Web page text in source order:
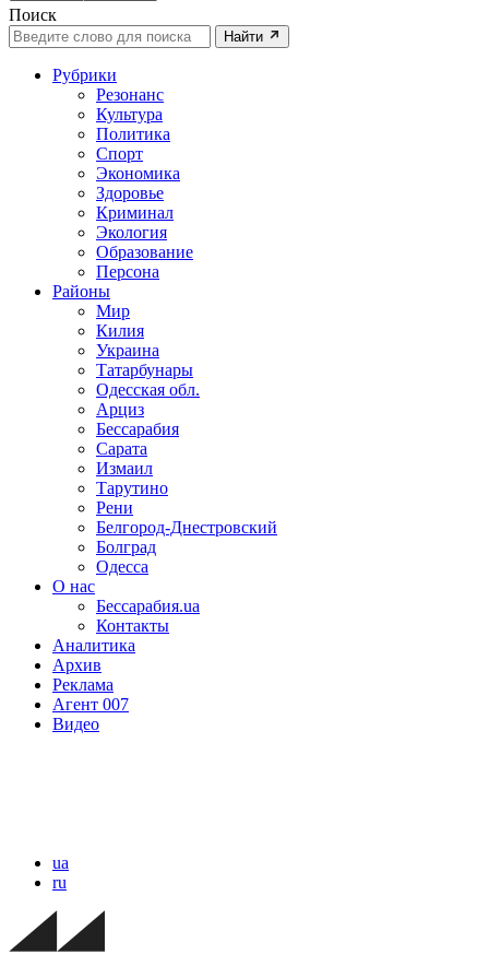
Поиск
Найти
Рубрики
Резонанс
Культура
Политика
Спорт
Экономика
Здоровье
Криминал
Экология
Образование
Персона
Районы
Мир
Килия
Украина
Татарбунары
Одесская обл.
Арциз
Бессарабия
Сарата
Измаил
Тарутино
Рени
Белгород-Днестровский
Болград
Одесса
О нас
Бессарабия.ua
Контакты
Аналитика
Архив
Реклама
Агент 007
Видео
ua
ru